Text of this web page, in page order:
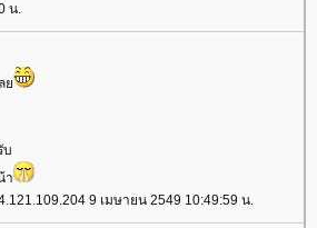
น.
ล
บ
า
9 เมษายน 2549 10:49:59 น.